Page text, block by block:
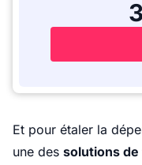
Et pour étaler la
une des solutions